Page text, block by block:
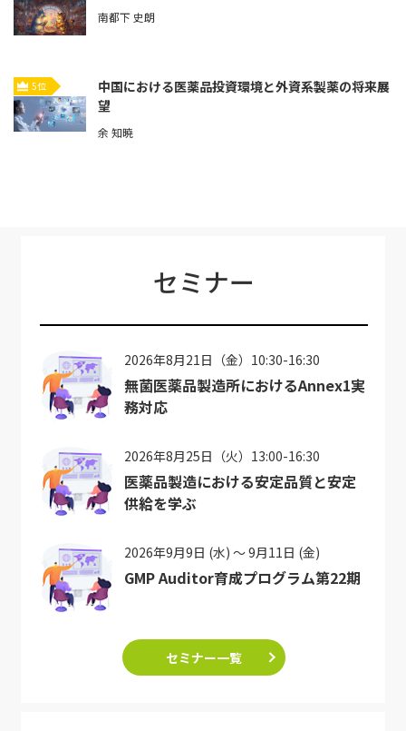
南都下 史朗
5位
中国における医薬品投資環境と外資系製薬の将来展
望
余 知暁
セミナー
2026年8月21日（金）10:30-16:30
無菌医薬品製造所におけるAnnex1実
務対応
2026年8月25日（火）13:00-16:30
医薬品製造における安定品質と安定
供給を学ぶ
2026年9月9日 (水) ～ 9月11日 (金)
GMP Auditor育成プログラム第22期
セミナー一覧